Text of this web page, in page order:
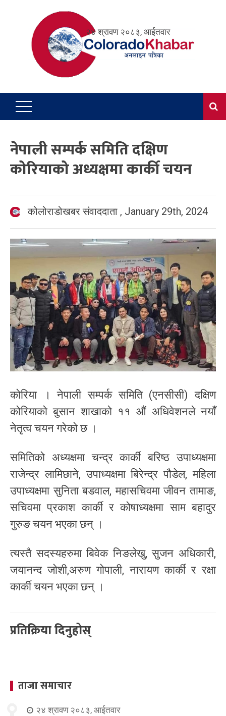
२४ श्रावण २०८३, आईतवार
नेपाली सम्पर्क समिति दक्षिण
कोरियाको अध्यक्षमा कार्की चयन
कोलोराडोखबर संवाददाता , January 29th, 2024
कोरिया । नेपाली सम्पर्क समिति (एनसीसी) दक्षिण
कोरियाको बुसान शाखाको ११ औं अधिवेशनले नयाँ
नेतृत्व चयन गरेको छ ।
समितिको अध्यक्षमा चन्द्र कार्की बरिष्ठ उपाध्यक्षमा
राजेन्द्र लामिछाने, उपाध्यक्षमा बिरेन्द्र पौडेल, महिला
उपाध्यक्षमा सुनिता बडवाल, महासचिवमा जीवन तामाङ,
सचिवमा प्रकाश कार्की र कोषाध्यक्षमा साम बहादुर
गुरुङ चयन भएका छन् ।
त्यस्तै सदस्यहरुमा बिवेक निङलेखु, सुजन अधिकारी,
जयानन्द जोशी,अरुण गोपाली, नारायण कार्की र रक्षा
कार्की चयन भएका छन् ।
प्रतिक्रिया दिनुहोस्
ताजा समाचार
२४ श्रावण २०८३, आईतवार